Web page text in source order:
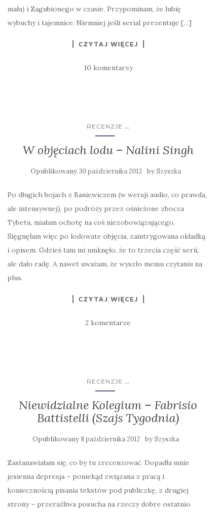
mała) i Zagubionego w czasie. Przypominam, że lubię
wybuchy i tajemnice. Niemniej jeśli serial prezentuje […]
CZYTAJ WIĘCEJ
10 komentarzy
RECENZJE ...
W objęciach lodu – Nalini Singh
Opublikowany 30 października 2012 bySzyszka
Po długich bojach z Baniewiczem (w wersji audio, co prawda,
ale intensywnej), po podróży przez ośnieżone zbocza
Tybetu, miałam ochotę na coś niezobowiązującego.
Sięgnęłam więc po lodowate objęcia, zaintrygowana okładką
i opisem. Gdzieś tam mi umknęło, że to trzecia część serii,
ale dało radę. A nawet uważam, że wyszło memu czytaniu na
plus.
CZYTAJ WIĘCEJ
2 komentarze
RECENZJE ...
Niewidzialne Kolegium – Fabrisio
Battistelli (Szajs Tygodnia)
Opublikowany8 października 2012 bySzyszka
Zastanawiałam się, co by tu zrecenzować. Dopadła mnie
jesienna depresja – poniekąd związana z pracą i
koniecznością pisania tekstów pod publiczkę, z drugiej
strony – przeraźliwa posucha na rzeczy dobre ostatnio